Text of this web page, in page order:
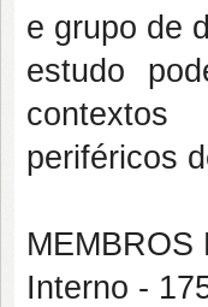
e grupo de
estudo
contextos
periféricos
MEMBROS
Interno -